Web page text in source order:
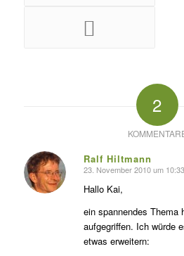
2
Ralf Hiltmann
s
agte:
23. November 2010 um 10:33
Hallo Kai,
ein spannendes Thema
aufgegriffen. Ich würde
etwas erweitern: